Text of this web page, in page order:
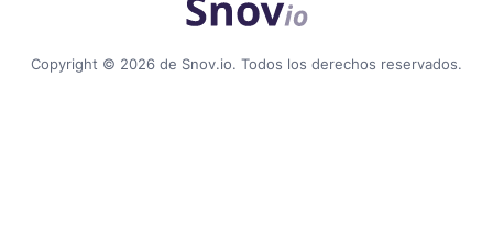
Copyright © 2026 de Snov.io. Todos los derechos reservados.